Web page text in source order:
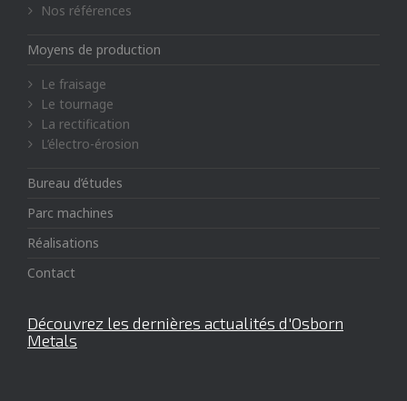
Nos références
Moyens de production
Le fraisage
Le tournage
La rectification
L’électro-érosion
Bureau d’études
Parc machines
Réalisations
Contact
Découvrez les dernières actualités d'Osborn
Metals